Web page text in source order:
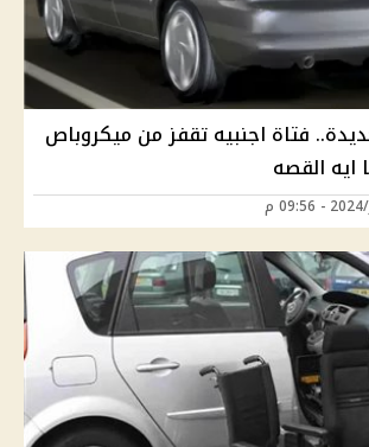
فتاة اجنبيه تقفز من ميكروباص
ايه القصه